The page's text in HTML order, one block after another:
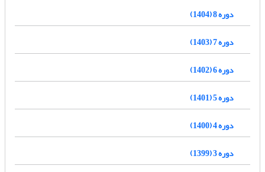
دوره 8 (1404)
دوره 7 (1403)
دوره 6 (1402)
دوره 5 (1401)
دوره 4 (1400)
دوره 3 (1399)